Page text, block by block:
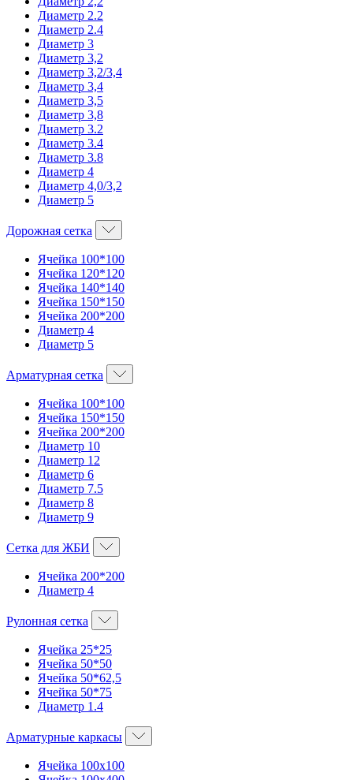
Диаметр 2.2
Диаметр 2.4
Диаметр 3
Диаметр 3,2
Диаметр 3,2/3,4
Диаметр 3,4
Диаметр 3,5
Диаметр 3,8
Диаметр 3.2
Диаметр 3.4
Диаметр 3.8
Диаметр 4
Диаметр 4,0/3,2
Диаметр 5
Дорожная сетка
Ячейка 100*100
Ячейка 120*120
Ячейка 140*140
Ячейка 150*150
Ячейка 200*200
Диаметр 4
Диаметр 5
Арматурная сетка
Ячейка 100*100
Ячейка 150*150
Ячейка 200*200
Диаметр 10
Диаметр 12
Диаметр 6
Диаметр 7.5
Диаметр 8
Диаметр 9
Сетка для ЖБИ
Ячейка 200*200
Диаметр 4
Рулонная сетка
Ячейка 25*25
Ячейка 50*50
Ячейка 50*62,5
Ячейка 50*75
Диаметр 1.4
Арматурные каркасы
Ячейка 100х100